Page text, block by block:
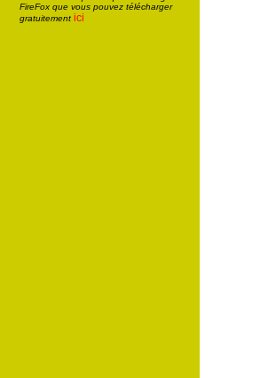
FireFox que vous pouvez télécharger
gratuitement ici